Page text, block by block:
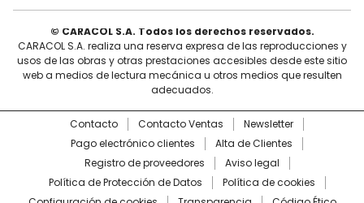
© CARACOL S.A. Todos los derechos reservados.
CARACOL S.A. realiza una reserva expresa de las reproducciones y
usos de las obras y otras prestaciones accesibles desde este sitio
web a medios de lectura mecánica u otros medios que resulten
adecuados.
Contacto Contacto Ventas
Newsletter
Pago electrónico clientes
Alta de Clientes
Registro de proveedores
Aviso legal
Política de Protección de Datos
Política de cookies